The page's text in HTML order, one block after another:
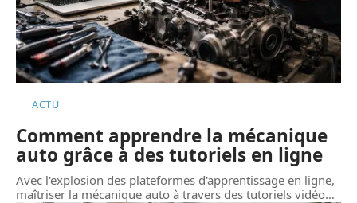
ACTU
Comment apprendre la mécanique
auto grâce à des tutoriels en ligne
Avec l'explosion des plateformes d'apprentissage en ligne,
maîtriser la mécanique auto à travers des tutoriels vidéo…